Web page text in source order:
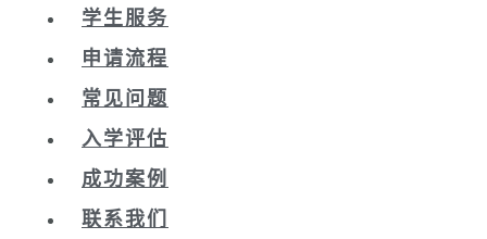
学生服务
申请流程
常见问题
入学评估
成功案例
联系我们